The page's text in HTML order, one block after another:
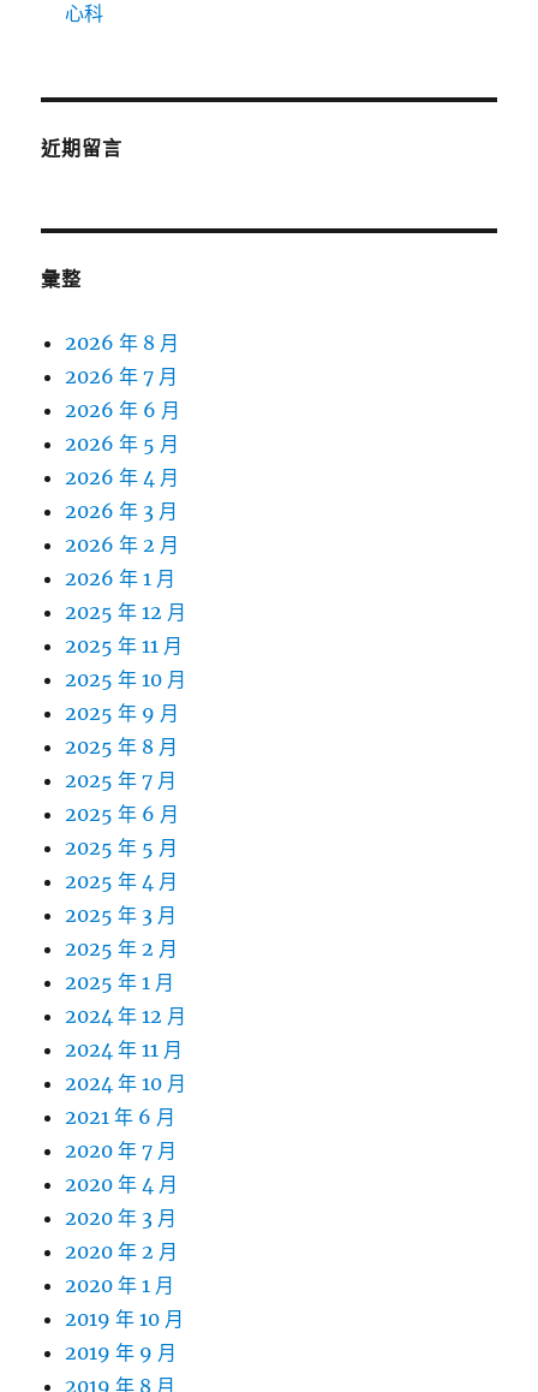
心科
近期留言
彙整
2026 年 8 月
2026 年 7 月
2026 年 6 月
2026 年 5 月
2026 年 4 月
2026 年 3 月
2026 年 2 月
2026 年 1 月
2025 年 12 月
2025 年 11 月
2025 年 10 月
2025 年 9 月
2025 年 8 月
2025 年 7 月
2025 年 6 月
2025 年 5 月
2025 年 4 月
2025 年 3 月
2025 年 2 月
2025 年 1 月
2024 年 12 月
2024 年 11 月
2024 年 10 月
2021 年 6 月
2020 年 7 月
2020 年 4 月
2020 年 3 月
2020 年 2 月
2020 年 1 月
2019 年 10 月
2019 年 9 月
2019 年 8 月